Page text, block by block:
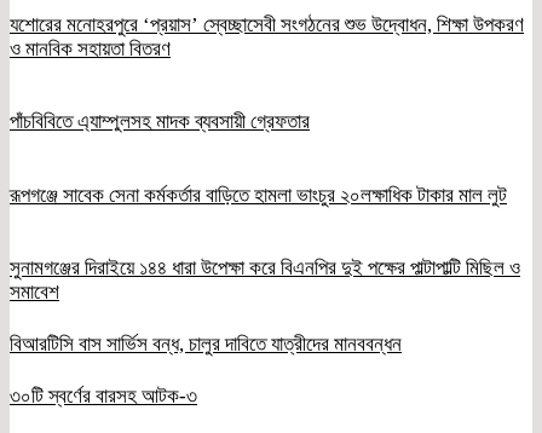
যশোরের মনোহরপুরে ‘প্রয়াস’ স্বেচ্ছাসেবী সংগঠনের শুভ উদ্বোধন, শিক্ষা উপকরণ
ও মানবিক সহায়তা বিতরণ
পাঁচবিবিতে এ্যাম্পুলসহ মাদক ব্যবসায়ী গ্রেফতার
রূপগঞ্জে সাবেক সেনা কর্মকর্তার বাড়িতে হামলা ভাংচুর ২০লক্ষাধিক টাকার মাল লুট
সুনামগঞ্জের দিরাইয়ে ১৪৪ ধারা উপেক্ষা করে বিএনপির দুই পক্ষের পাল্টাপাল্টি মিছিল ও
সমাবেশ
বিআরটিসি বাস সার্ভিস বন্ধ, চালুর দাবিতে যাত্রীদের মানববন্ধন
৩০টি স্বর্ণের বারসহ আটক-৩